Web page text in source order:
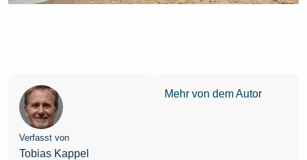
Verfasst von
Tobias Kappel
Mehr von dem Autor